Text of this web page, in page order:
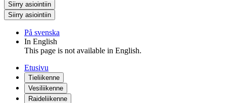
Siirry asiointiin
Siirry asiointiin
På svenska
In English
This page is not available in English.
Etusivu
Tieliikenne
Vesiliikenne
Raideliikenne